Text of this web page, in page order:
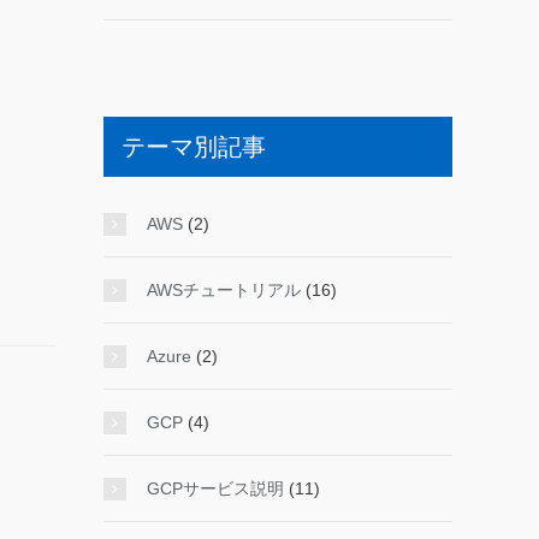
テーマ別記事
AWS (2)
AWSチュートリアル (16)
Azure (2)
GCP (4)
GCPサービス説明 (11)